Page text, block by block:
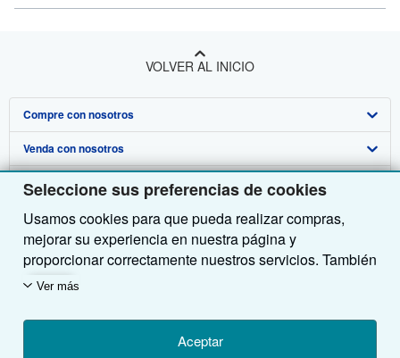
Seleccione sus preferencias de cookies
Usamos cookies para que pueda realizar compras,
mejorar su experiencia en nuestra página y
proporcionar correctamente nuestros servicios. También
utilizamos cookies para comprender el modo en que los
midiendo las visitas al sitio) y así poder realizar
mejoras. Si está de acuerdo, también utilizaremos
Ver más
Aceptar
VOLVER AL INICIO
Compre con nosotros
Búsqueda avanzada
Colecciones
Mi cuenta
Mis pedidos
Ver carrito
Venda con nosotros
Comenzar a vender
Únase a nuestro programa de afiliados
Recomiende un vendedor
Sobre nosotros
Sobre IberLibro
Medios
Empleo
Política de Privacidad
Obtener Ayuda
Preguntas frecuentes y guías
Atención al Cliente
Otras compañías de AbeBooks
AbeBooks.com
AbeBooks.co.uk
Siga a IberLibro